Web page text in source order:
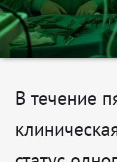
В течение